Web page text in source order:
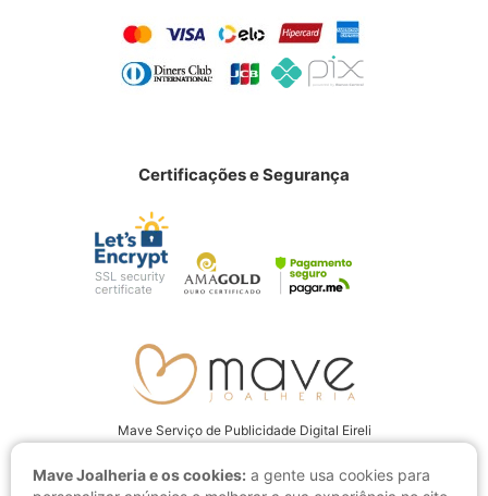
Mave Joalheria e os cookies: a gente usa cookies para
Certificações e Segurança
Mave Serviço de Publicidade Digital Eireli
Av. Juscelino Kubitschek, 4001 CEP: 15093-280, São José do Rio Preto